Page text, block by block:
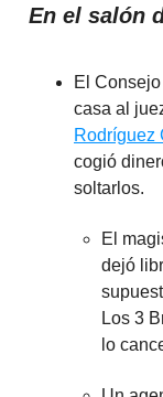
En el salón
El
casa al
Rodríguez
cogió
soltarlos.
El
dejó
Los 3
lo